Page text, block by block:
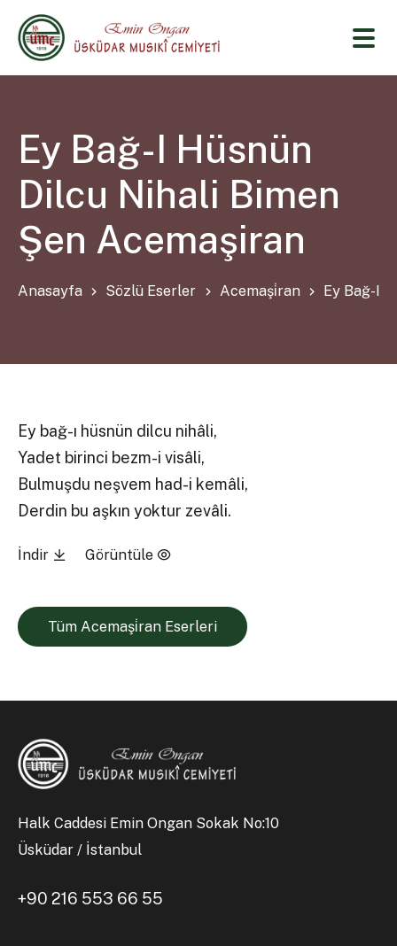
Ey Bağ-I Hüsnün
Dilcu Nihali Bimen
Şen Acemaşiran
Anasayfa Sözlü Eserler Acemaşi̇ran Ey Bağ-I
Ey bağ-ı hüsnün dilcu nihâli,
Yadet birinci bezm-i visâli,
Bulmuşdu neşvem had-i kemâli,
Derdin bu aşkın yoktur zevâli.
İndir Görüntüle
Tüm Acemaşi̇ran Eserleri
Halk Caddesi Emin Ongan Sokak No:10
Üsküdar / İstanbul
+90 216 553 66 55